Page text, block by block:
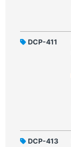
DCP-411
DCP-413